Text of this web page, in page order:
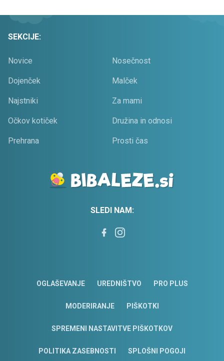
SEKCIJE:
Novice Nosečnost
Dojenček Malček
Najstniki Za mami
Očkov kotiček Družina in odnosi
Prehrana Prosti čas
SLEDI NAM:
OGLAŠEVANJE UREDNIŠTVO PRO PLUS
MODERIRANJE PIŠKOTKI
SPREMENI NASTAVITVE PIŠKOTKOV
POLITIKA ZASEBNOSTI SPLOŠNI POGOJI